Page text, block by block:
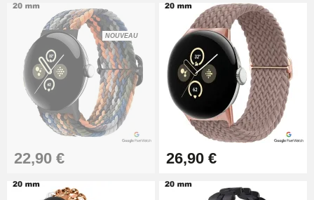
NOUVEAU
22,90 € 26,90 €